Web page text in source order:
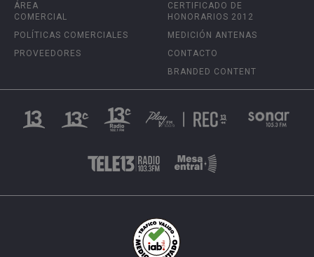
ÁREA
COMERCIAL
POLÍTICAS COMERCIALES
PROVEEDORES
CERTIFICADO DE
HONORARIOS 2012
MEDICIÓN ANTENAS
CONTACTO
BRANDED CONTENT